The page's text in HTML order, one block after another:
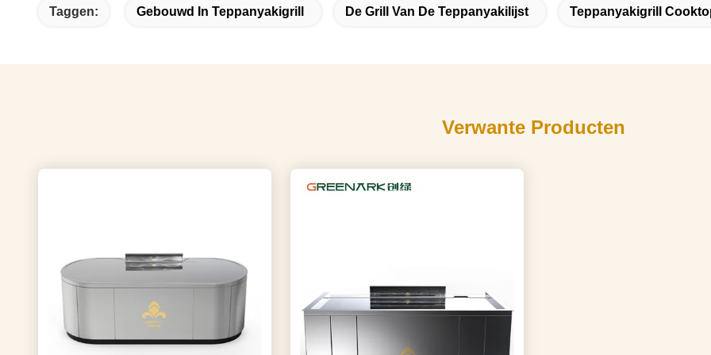
Taggen: Gebouwd In Teppanyakigrill De Grill Van De Teppanyakilijst Teppanyakigrill
Verwante Producten